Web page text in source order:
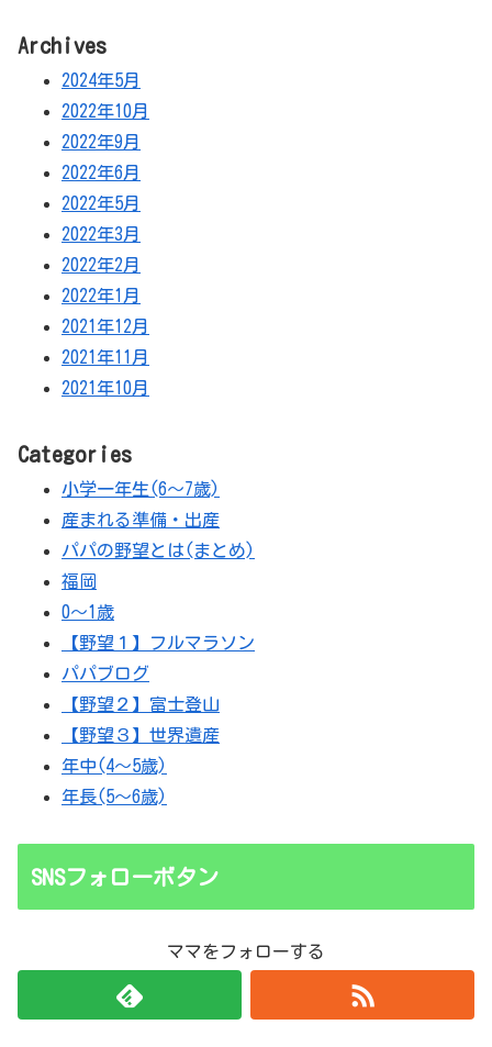
Archives
2024年5月
2022年10月
2022年9月
2022年6月
2022年5月
2022年3月
2022年2月
2022年1月
2021年12月
2021年11月
2021年10月
Categories
小学一年生(6～7歳)
産まれる準備・出産
パパの野望とは(まとめ)
福岡
0～1歳
【野望１】フルマラソン
パパブログ
【野望２】富士登山
【野望３】世界遺産
年中(4～5歳)
年長(5～6歳)
SNSフォローボタン
ママをフォローする